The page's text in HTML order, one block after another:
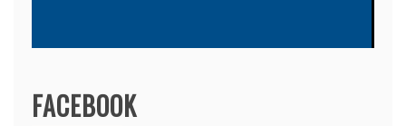
FACEBOOK